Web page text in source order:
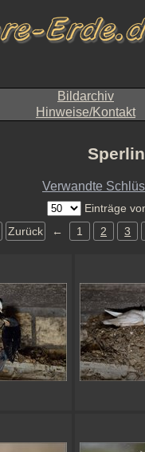
Bildarchiv
Hinweise/Kontakt
Verwandte
Einträge
Zurück ← 1 2 3